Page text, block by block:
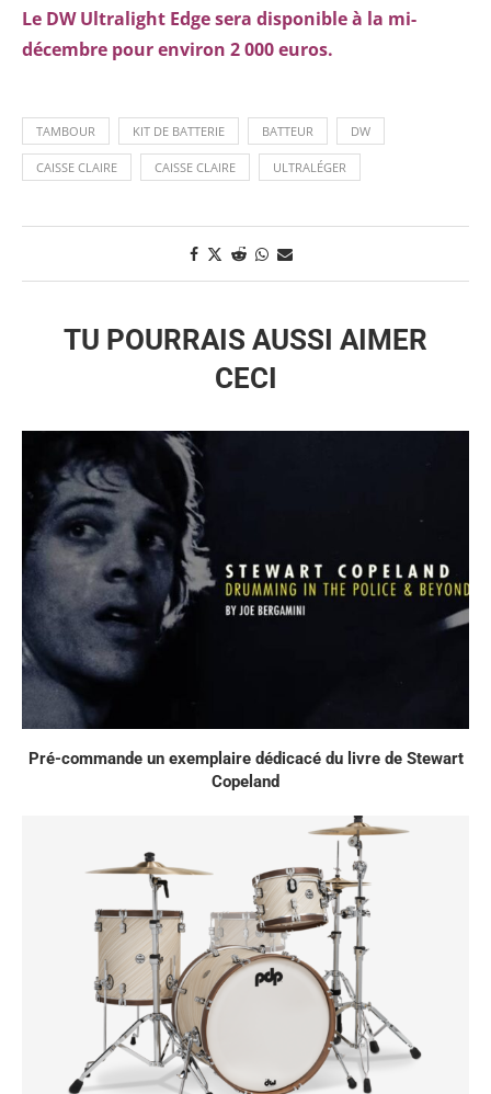
Le DW Ultralight Edge sera disponible à la mi-
décembre pour environ 2 000 euros.
TAMBOUR KIT DE BATTERIE BATTEUR DW
CAISSE CLAIRE CAISSE CLAIRE ULTRALÉGER
TU POURRAIS AUSSI AIMER
CECI
Pré-commande un exemplaire dédicacé du livre de Stewart
Copeland